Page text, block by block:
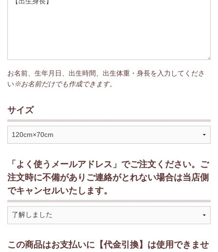
お名前、生年月日、出生時間、出生体重・身長を入力してくださ
い※お名前だけでも作成できます。
サイズ
「よく使うメールアドレス」でご注文ください。ご
注文時に不備がありご連絡がとれない場合は当店側
でキャンセルいたします。
この商品はお支払いに【代金引換】は使用できませ